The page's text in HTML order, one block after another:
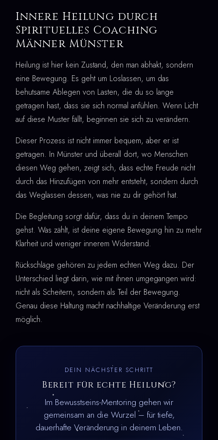
Innere Heilung durch
Spirituelles Coaching
Männer Münster
Heilung ist hier kein Zustand, den man abhakt, sondern
eine Bewegung. Es geht um Loslassen, um das
behutsame Ablegen von Lasten, die du so lange
getragen hast, dass sie sich normal anfühlen. Wenn Licht
auf diese Muster fällt, beginnen sie sich zu verändern.
Dieser Prozess ist nicht immer bequem, aber er ist
getragen. In Münster und überall dort, wo Menschen
diesen Weg gehen, zeigt sich, dass echte Freude nicht
durch das Hinzufügen von mehr entsteht, sondern durch
das Weglassen dessen, was nie zu dir gehört hat.
Die Begleitung sorgt dafür, dass du in deinem Tempo
gehst. Was zählt, ist deine eigene Bewegung hin zu mehr
Klarheit und weniger innerem Widerstand.
Rückschläge gehören zu jedem echten Weg dazu. Der
Unterschied liegt darin, wie mit ihnen umgegangen wird:
nicht als Scheitern, sondern als Teil der Bewegung.
Genau diese Haltung macht nachhaltige Veränderung erst
möglich.
DEIN NÄCHSTER SCHRITT
Bereit für echte Heilung?
Im Bewusstseins-Mentoring gehen wir
gemeinsam an die Wurzel – für tiefe,
dauerhafte Veränderung in deinem Leben.